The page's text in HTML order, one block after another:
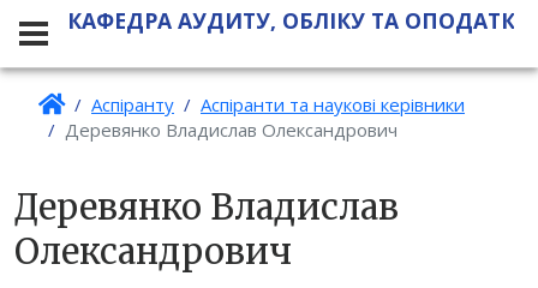
КАФЕДРА АУДИТУ, ОБЛІКУ ТА
Аспіранту
Аспіранти та наукові керівники
Деревянко Владислав Олександрович
Деревянко Владислав
Олександрович